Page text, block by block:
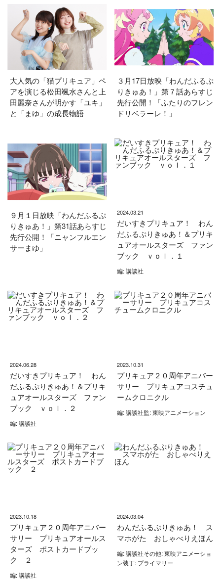
大人気の「猫プリキュア」ペ
アを演じる松田颯水さんと上
田麗奈さんが明かす「ユキ」
と「まゆ」の成長物語
３月17日放映「わんだふるぷ
りきゅあ！」第７話あらすじ
先行公開！「ふたりのフレン
ドリベラーレ！」
９月１日放映「わんだふるぷ
りきゅあ！」第31話あらすじ
先行公開！「ニャンフルエン
サーまゆ」
2024.03.21
だいすきプリキュア！ わん
だふるぷりきゅあ！＆プリキ
ュアオールスターズ ファン
ブック ｖｏｌ．１
編: 講談社
2024.06.28
だいすきプリキュア！ わん
だふるぷりきゅあ！＆プリキ
ュアオールスターズ ファン
ブック ｖｏｌ．２
編: 講談社
2023.10.31
プリキュア２０周年アニバー
サリー プリキュアコスチュ
ームクロニクル
編: 講談社監: 東映アニメーション
2023.10.18
プリキュア２０周年アニバー
サリー プリキュアオールス
ターズ ポストカードブッ
ク ２
編: 講談社
2024.03.04
わんだふるぷりきゅあ！ ス
マホがた おしゃべりえほん
編: 講談社その他: 東映アニメーショ
ン装丁: プライマリー